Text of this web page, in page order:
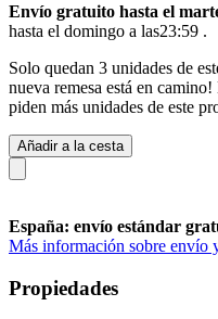
Envío gratuito hasta el
hasta el domingo a las23:59 .
Solo quedan 3 unidades de
nueva remesa está en
piden más unidades de este
Añadir a la cesta
España: envío estándar
Más información sobre envío
Propiedades